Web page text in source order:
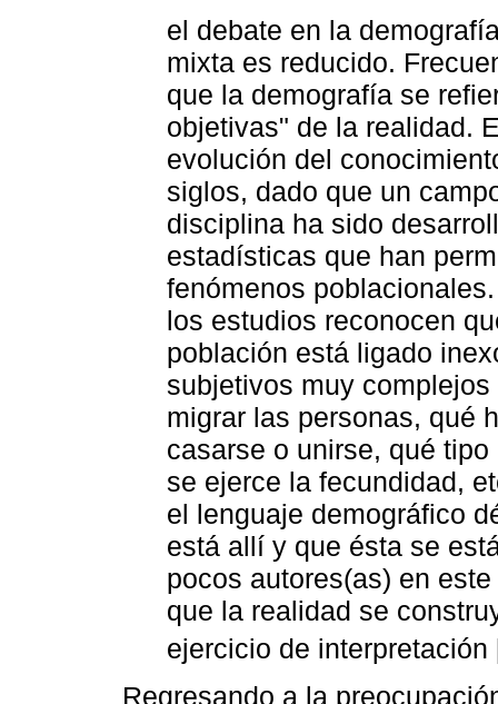
el debate en la
mixta es reducido.
que la demografía se
objetivas" de la realidad.
evolución del
siglos, dado que un
disciplina ha sido
estadísticas que han
fenómenos
los estudios reconocen
población está ligado
subjetivos muy
migrar las personas, qué
casarse o unirse, qué
se ejerce la fecundidad,
el lenguaje demográfico
está allí y que ésta se
pocos autores(as) en
que la realidad se
ejercicio de interpretación
Regresando a la